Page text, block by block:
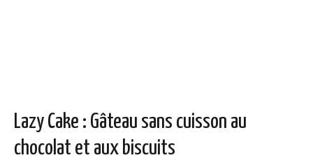
Lazy Cake : Gâteau sans cuisson au
chocolat et aux biscuits